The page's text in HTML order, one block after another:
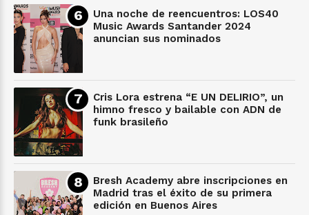
Una noche de reencuentros: LOS40
Music Awards Santander 2024
anuncian sus nominados
Cris Lora estrena “E UN DELIRIO”, un
himno fresco y bailable con ADN de
funk brasileño
Bresh Academy abre inscripciones en
Madrid tras el éxito de su primera
edición en Buenos Aires